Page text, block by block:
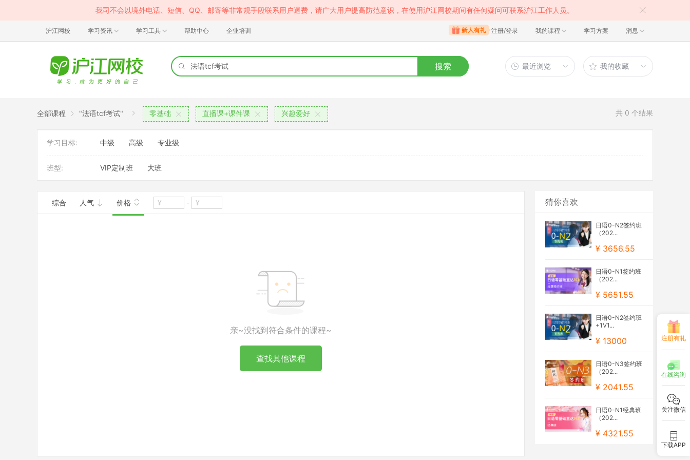
我司不会以境外电话、短信、QQ、邮寄等非常规手段联系用户退费，请广大用户提高防范意识，在使用沪江网校期间有任何疑问可联系沪江工作人员。
沪江网校 学习资讯 学习工具 帮助中心 企业培训 注册/登录 我的课程 学习方案 消息
搜索 最近浏览 我的收藏
全部课程 "法语tcf考试" 零基础 直播课+课件课 兴趣爱好 共 0 个结果
学习目标: 中级 高级 专业级
班型: VIP定制班 大班
综合 人气 价格 -
亲~没找到符合条件的课程~
查找其他课程
猜你喜欢
日语0-N2签约班
（202...
¥ 3656.55
日语0-N1签约班
（202...
¥ 5651.55
日语0-N2签约班
+1V1...
¥ 13000
日语0-N3签约班
（202...
¥ 2041.55
日语0-N1经典班
（202...
¥ 4321.55
注册有礼
在线咨询
关注微信
下载APP